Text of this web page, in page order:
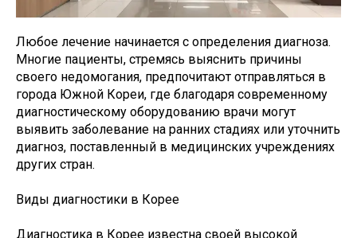
Любое лечение начинается с определения диагноза.
Многие пациенты, стремясь выяснить причины
своего недомогания, предпочитают отправляться в
города Южной Кореи, где благодаря современному
диагностическому оборудованию врачи могут
выявить заболевание на ранних стадиях или уточнить
диагноз, поставленный в медицинских учреждениях
других стран.
Виды диагностики в Корее
Диагностика в Корее известна своей высокой